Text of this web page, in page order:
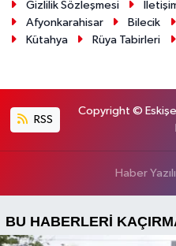
Gizlilik Sözleşmesi
Afyonkarahisar
Bilecik
Kütahya
Rüya Tabirleri
RSS
Copyright ©
Haber